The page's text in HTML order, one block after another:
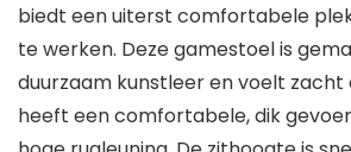
biedt een uiterst comfortabele
te werken. Deze gamestoel is
duurzaam kunstleer en voelt zacht
heeft een comfortabele, dik